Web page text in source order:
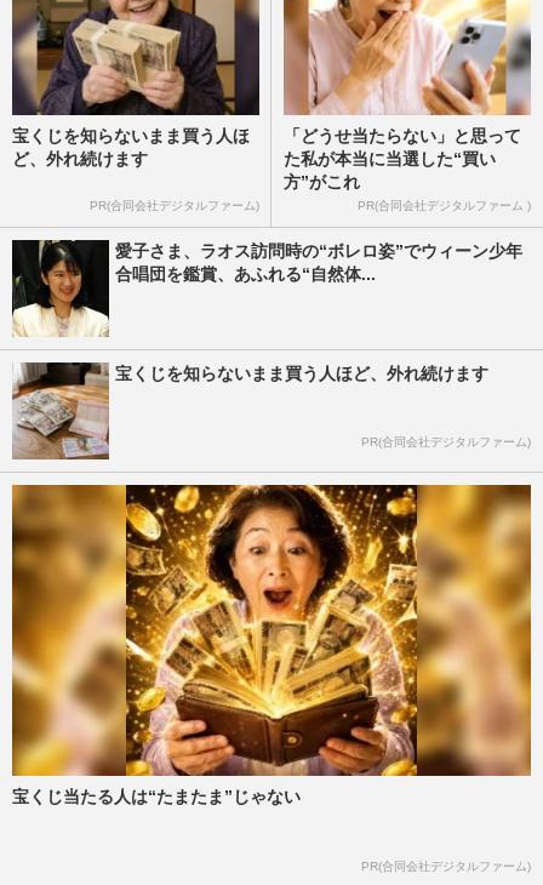
宝くじを知らないまま買う人ほ
ど、外れ続けます
PR(合同会社デジタルファーム)
「どうせ当たらない」と思って
た私が本当に当選した“買い
方”がこれ
PR(合同会社デジタルファーム )
愛子さま、ラオス訪問時の“ボレロ姿”でウィーン少年
合唱団を鑑賞、あふれる“自然体...
宝くじを知らないまま買う人ほど、外れ続けます
PR(合同会社デジタルファーム)
宝くじ当たる人は“たまたま”じゃない
PR(合同会社デジタルファーム)